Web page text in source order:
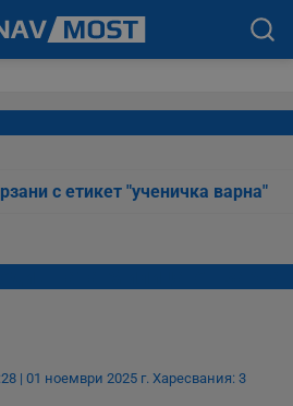
с етикет "ученичка варна"
| 01 ноември 2025 г. Харесвания: 3